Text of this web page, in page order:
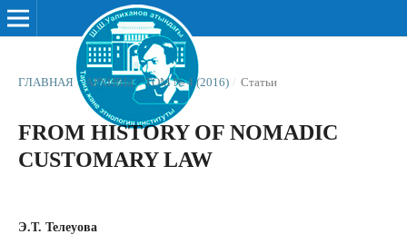
ГЛАВНАЯ / АРХИВЫ / ТОМ № 4 (2016) / Статьи
FROM HISTORY OF NOMADIC
CUSTOMARY LAW
Э.Т. Телеуова